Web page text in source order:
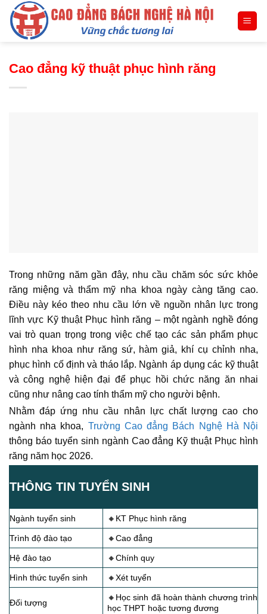
Skip
content
Cao đẳng kỹ thuật phục hình răng
Trong những năm gần đây, nhu cầu chăm sóc sức khỏe
răng miệng và thẩm mỹ nha khoa ngày càng tăng cao.
Điều này kéo theo nhu cầu lớn về nguồn nhân lực trong
lĩnh vực Kỹ thuật Phục hình răng – một ngành nghề đóng
vai trò quan trọng trong việc chế tạo các sản phẩm phục
hình nha khoa như răng sứ, hàm giả, khí cụ chỉnh nha,
phục hình cố định và tháo lắp. Ngành áp dụng các kỹ thuật
và công nghệ hiện đại để phục hồi chức năng ăn nhai
cũng như nâng cao tính thẩm mỹ cho người bệnh.
Nhằm đáp ứng nhu cầu nhân lực chất lượng cao cho
ngành nha khoa, Trường Cao đẳng Bách Nghệ Hà Nội
thông báo tuyển sinh ngành Cao đẳng Kỹ thuật Phục hình
răng năm học 2026.
THÔNG TIN TUYỂN SINH
Ngành tuyển sinh 🔸KT Phục hình răng
Trình độ đào tạo 🔸Cao đẳng
Hệ đào tạo 🔸Chính quy
Hình thức tuyển sinh 🔸Xét tuyển
Đối tượng
🔸Học sinh đã hoàn thành chương trình
học THPT hoặc tương đương